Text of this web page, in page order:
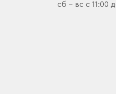
сб - вс с 11:00